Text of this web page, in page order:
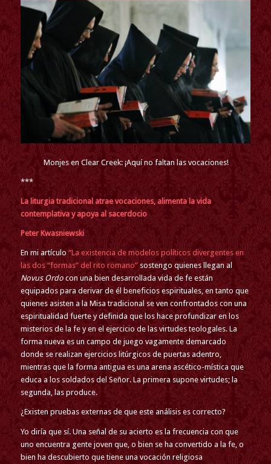
Monjes en Clear Creek: ¡Aquí no faltan las vocaciones!
***
La liturgia tradicional atrae vocaciones, alimenta la vida
contemplativa y apoya al sacerdocio
Peter Kwasniewski
En mi artículo “La existencia de modelos políticos divergentes en
las dos “formas” del rito romano”sostengo quienes llegan al
Novus Ordocon una bien desarrollada vida de fe están
equipados para derivar de él beneficios espirituales, en tanto que
quienes asisten a la Misa tradicional se ven confrontados con una
espiritualidad fuerte y definida que los hace profundizar en los
misterios de la fe y en el ejercicio de las virtudes teologales. La
forma nueva es un campo de juego vagamente demarcado
donde se realizan ejercicios litúrgicos de puertas adentro,
mientras que la forma antigua es una arena ascético-mística que
educa a los soldados del Señor. La primera supone virtudes; la
segunda, las produce.
¿Existen pruebas externas de que este análisis es correcto?
Yo diría que sí. Una señal de su acierto es la frecuencia con que
uno encuentra gente joven que, o bien se ha convertido a la fe, o
bien ha descubierto que tiene una vocación religiosa